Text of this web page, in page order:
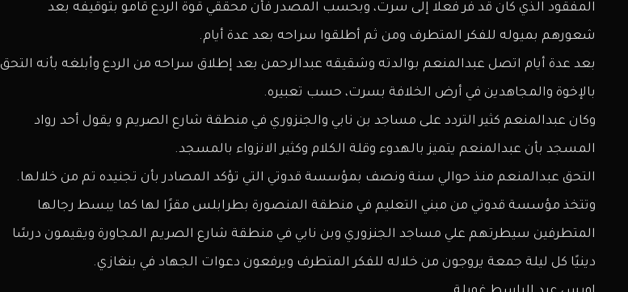
المفقود الذي كان قد فر فعلا إلى سرت، وبحسب المصدر فأن محققي قوة الردع قامو بتوقيفه بعد
شعورهم بميوله للفكر المتطرف ومن ثم أطلقوا سراحه بعد عدة أيام.
بعد عدة أيام اتصل عبدالمنعم بوالدته وشقيقه عبدالرحمن بعد إطلاق سراحه من الردع وأبلغه بأنه التحق
بالإخوة والمجاهدين في أرض الخلافة بسرت، حسب تعبيره.
وكان عبدالمنعم كثير التردد على مساجد بن نابي والجنزوري في منطقة شارع الصريم و يقول أحد رواد
المسجد بأن عبدالمنعم يتميز بالهدوء وقلة الكلام وكثير الانزواء بالمسجد.
التحق عبدالمنعم منذ حوالي سنة ونصف بمؤسسة قدوتي التي تؤكد المصادر بأن تجنيده تم من خلالها.
وتتخذ مؤسسة قدوتي من مبني التعليم في منطقة المنصورة بطرابلس مقرًا لها كما يبسط رجالها
المتطرفين سيطرتهم علي مساجد الجنزوري وبن نابي في منطقة شارع الصريم المجاورة ويقيمون درسًا
دينيًا كل ليلة جمعة يروجون من خلاله للفكر المتطرف ويرفعون دعوات الجهاد في بنغازي.